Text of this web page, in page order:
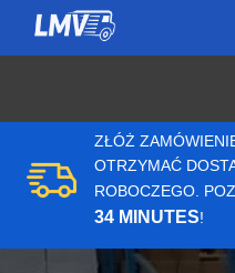
ZŁÓŻ
OTRZYMAĆ
ROBOCZEGO.
34 MINUTES!